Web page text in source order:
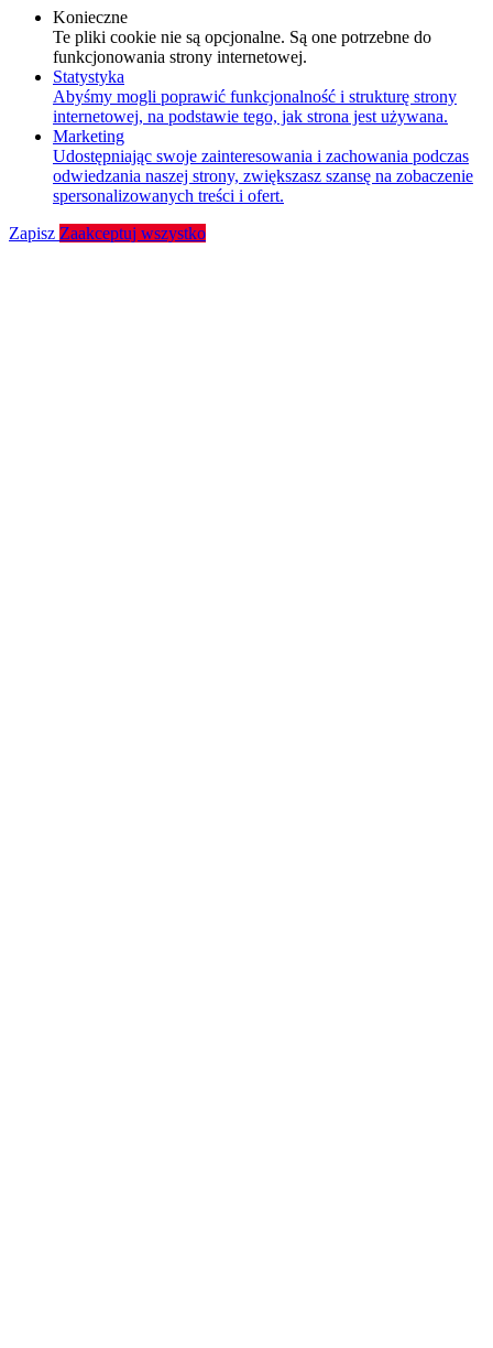
Konieczne
Te pliki cookie nie są opcjonalne. Są one potrzebne do
funkcjonowania strony internetowej.
Statystyka
Abyśmy mogli poprawić funkcjonalność i strukturę strony
internetowej, na podstawie tego, jak strona jest używana.
Marketing
Udostępniając swoje zainteresowania i zachowania podczas
odwiedzania naszej strony, zwiększasz szansę na zobaczenie
spersonalizowanych treści i ofert.
Zapisz Zaakceptuj wszystko